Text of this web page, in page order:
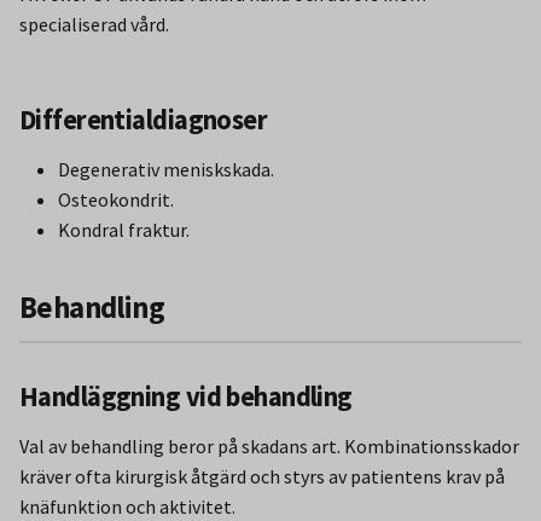
specialiserad vård.
Differentialdiagnoser
Degenerativ meniskskada.
Osteokondrit.
Kondral fraktur.
Behandling
Handläggning vid behandling
Val av behandling beror på skadans art. Kombinationsskador
kräver ofta kirurgisk åtgärd och styrs av patientens krav på
knäfunktion och aktivitet.